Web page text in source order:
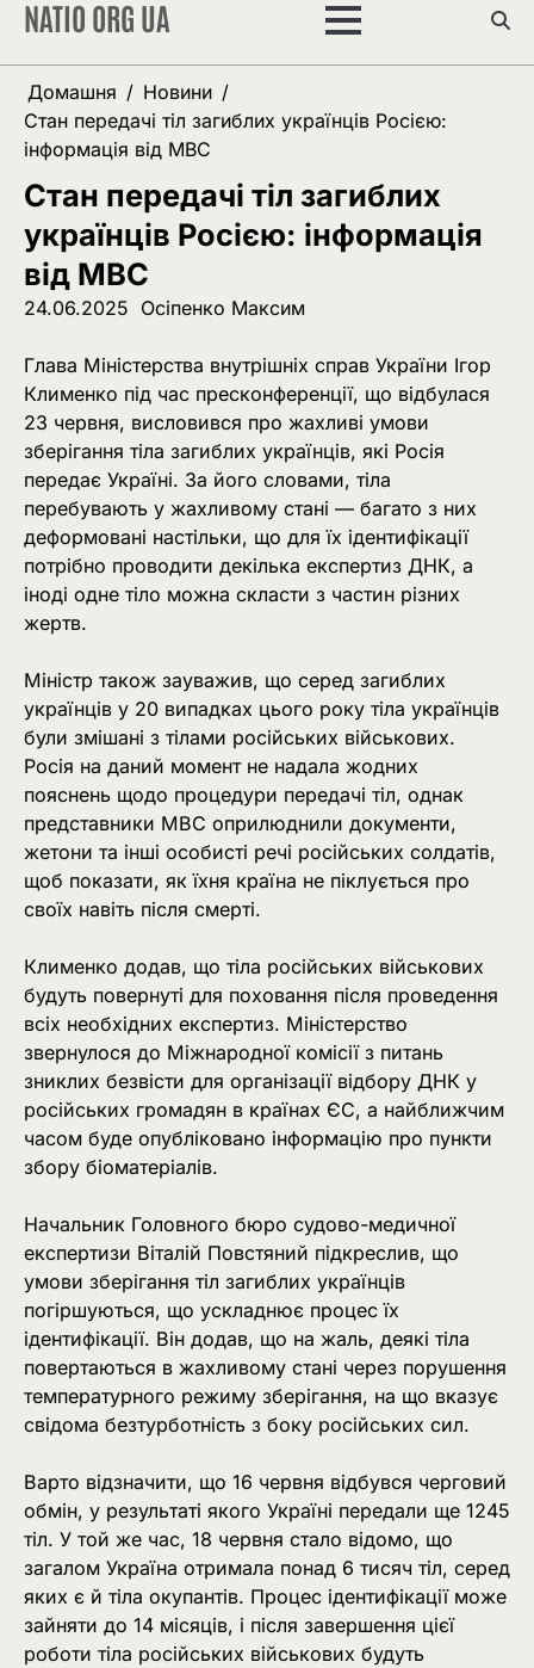
Перейти
вмісту
NATIO ORG UA
Домашня
Новини
Стан передачі тіл загиблих українців Росією:
інформація від МВС
Стан передачі тіл загиблих
українців Росією: інформація
від МВС
24.06.2025 Осіпенко Максим
Глава Міністерства внутрішніх справ України Ігор
Клименко під час пресконференції, що відбулася
23 червня, висловився про жахливі умови
зберігання тіла загиблих українців, які Росія
передає Україні. За його словами, тіла
перебувають у жахливому стані — багато з них
деформовані настільки, що для їх ідентифікації
потрібно проводити декілька експертиз ДНК, а
іноді одне тіло можна скласти з частин різних
жертв.
Міністр також зауважив, що серед загиблих
українців у 20 випадках цього року тіла українців
були змішані з тілами російських військових.
Росія на даний момент не надала жодних
пояснень щодо процедури передачі тіл, однак
представники МВС оприлюднили документи,
жетони та інші особисті речі російських солдатів,
щоб показати, як їхня країна не піклується про
своїх навіть після смерті.
Клименко додав, що тіла російських військових
будуть повернуті для поховання після проведення
всіх необхідних експертиз. Міністерство
звернулося до Міжнародної комісії з питань
зниклих безвісти для організації відбору ДНК у
російських громадян в країнах ЄС, а найближчим
часом буде опубліковано інформацію про пункти
збору біоматеріалів.
Начальник Головного бюро судово-медичної
експертизи Віталій Повстяний підкреслив, що
умови зберігання тіл загиблих українців
погіршуються, що ускладнює процес їх
ідентифікації. Він додав, що на жаль, деякі тіла
повертаються в жахливому стані через порушення
температурного режиму зберігання, на що вказує
свідома безтурботність з боку російських сил.
Варто відзначити, що 16 червня відбувся черговий
обмін, у результаті якого Україні передали ще 1245
тіл. У той же час, 18 червня стало відомо, що
загалом Україна отримала понад 6 тисяч тіл, серед
яких є й тіла окупантів. Процес ідентифікації може
зайняти до 14 місяців, і після завершення цієї
роботи тіла російських військових будуть